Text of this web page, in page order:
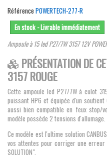
Référence POWERTECH-277-R
En stock - Livrable immédiatement
Ampoule à 15 led P27/7W 3157 12V
PRÉSENTATION DE
3157 ROUGE
Cette ampoule led P27/7W à culot
puissant HP6 et équipée d'un
aussi bien compatible en feux stop/
modèle possède 2 tensions d'allumage.
Ce modèle est l'ultime solution
vos attentes pour corriger une erreur
SOLUTION".